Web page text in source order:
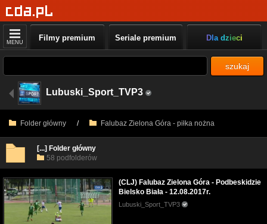
MENU Filmy premium Seriale premium Dla dzieci
szukaj
Lubuski_Sport_TVP3
Folder główny / Falubaz Zielona Góra - piłka nożna
[...] Folder główny
58 podfolderów
(CLJ) Falubaz Zielona Góra - Podbeskidzie
Bielsko Biała - 12.08.2017r.
Lubuski_Sport_TVP3